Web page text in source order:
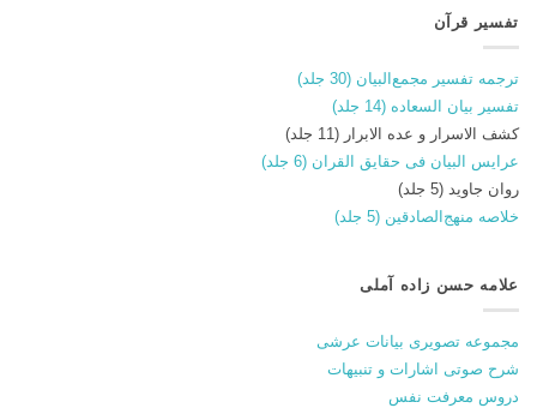
تفسیر قرآن
ترجمه تفسیر مجمع‌البیان (30 جلد)
تفسیر بیان السعاده (14 جلد)
کشف الاسرار و عده الابرار (11 جلد)
عرایس البیان فی حقایق القران (6 جلد)
روان جاوید (5 جلد)
خلاصه منهج‌الصادقین (5 جلد)
علامه حسن زاده آملی
مجموعه تصویری بیانات عرشی
شرح صوتی اشارات و تنبیهات
دروس معرفت نفس